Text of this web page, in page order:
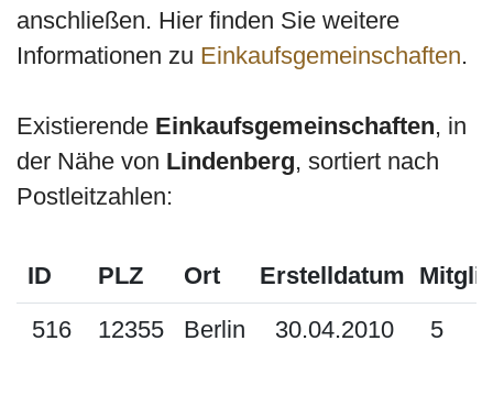
anschließen. Hier finden Sie weitere
Informationen zu Einkaufsgemeinschaften.
Existierende Einkaufsgemeinschaften, in
der Nähe von Lindenberg, sortiert nach
Postleitzahlen:
ID PLZ Ort Erstelldatum
516
12355 Berlin 30.04.2010 5